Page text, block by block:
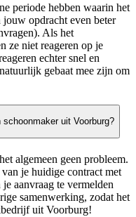
periode hebben waarin het
opdracht even beter
Als het
ze niet reageren op je
echter snel en
gebaat mee zijn om
uit Voorburg?
algemeen geen probleem.
je huidige contract met
aanvraag te vermelden
samenwerking, zodat het
uit Voorburg!